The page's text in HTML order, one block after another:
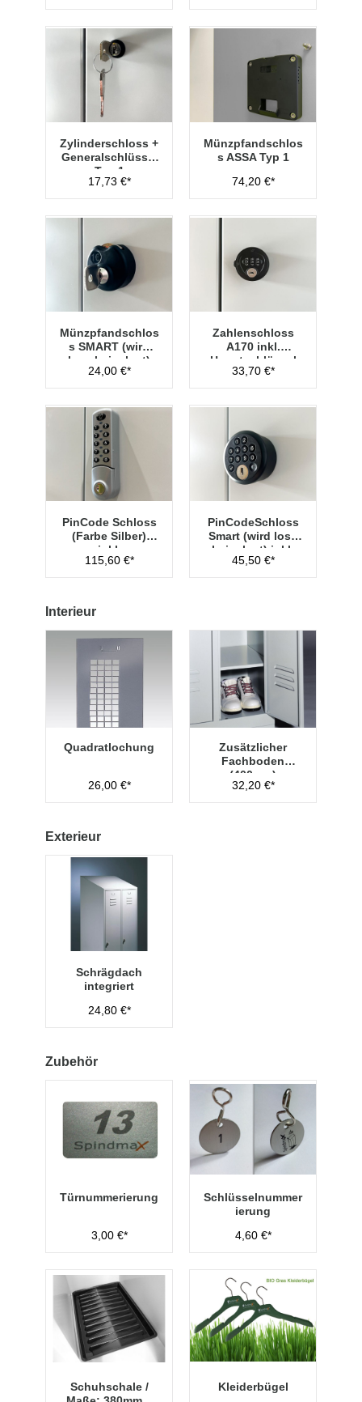
Zylinderschloss +
Generalschlüssel
Typ 1
17,73 €*
Münzpfandschlos
s ASSA Typ 1
74,20 €*
Münzpfandschlos
s SMART (wird
lose beigelegt)
24,00 €*
Zahlenschloss
A170 inkl.
Hauptschlüssel
Typ 1
33,70 €*
PinCode Schloss
(Farbe Silber)
inkl.
Hauptschlüssel
Typ 1
115,60 €*
PinCodeSchloss
Smart (wird lose
beigelegt) inkl.
Managementschl
üssel
45,50 €*
Interieur
Quadratlochung
26,00 €*
Zusätzlicher
Fachboden
(400mm)
32,20 €*
Exterieur
Schrägdach
integriert
24,80 €*
Zubehör
Türnummerierung
3,00 €*
Schlüsselnummer
ierung
4,60 €*
Schuhschale /
Kleiderbügel